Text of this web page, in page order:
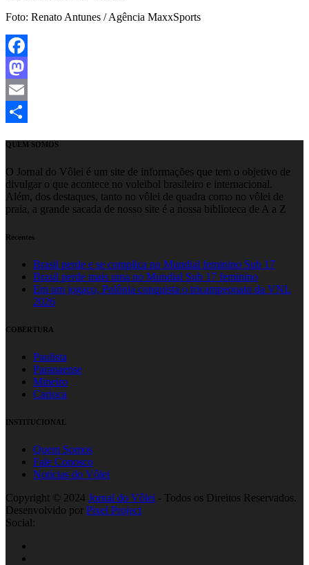
Foto: Renato Antunes / Agência MaxxSports
Facebook
Mastodon
Email
QUEM SOMOS
O Jornal do Vôlei é um site de informações que tem o objetivo de
divulgar o que acontece no voleibol brasileiro e internacional.
Além, dos destaques, tanto no vôlei de quadra como no vôlei de
praia, a grande sacada de nosso site é a nossa biblioteca de A a Z
Recentes
Brasil perde e se complica no Mundial feminino Sub 17
Brasil perde mais uma no Mundial Sub 17 feminino
Em um jogaço, Polônia conquista o tricampeonato da VNL
2026
COBERTURA
Paulista
Paranaense
Mineiro
Carioca
INSTITUCIONAL
Quem Somos
Fale Conosco
Notícias do Vôlei
Copyright © 2024 Jornal do Vôlei - Todos os Direitos Reservados.
Desenvolvido por Pixel Project
Social: